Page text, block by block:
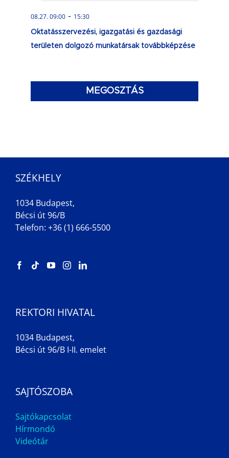
08.27. 09:00 - 15:30
Oktatásszervezési, igazgatási és gazdasági
területen dolgozó munkatársak továbbképzése
MEGOSZTÁS
SZÉKHELY
1034 Budapest,
Bécsi út 96/B
Telefon: +36 (1) 666-5500
REKTORI HIVATAL
1034 Budapest,
Bécsi út 96/B I-II. emelet
SAJTÓSZOBA
Sajtókapcsolat
Hírmondó
Videótár